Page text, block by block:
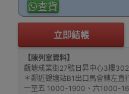
查貨
立即結帳
【陳列室資料】
觀塘成業街27號日昇中心3樓
＊鄰近觀塘站B1出口馬會轉左
一至五 1000-1900、六1000-